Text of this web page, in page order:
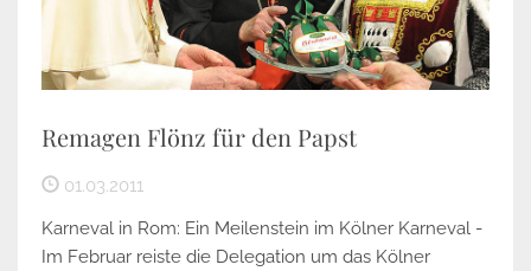
Remagen Flönz für den Papst
01.03.2011
Karneval in Rom: Ein Meilenstein im Kölner Karneval -
Im Februar reiste die Delegation um das Kölner